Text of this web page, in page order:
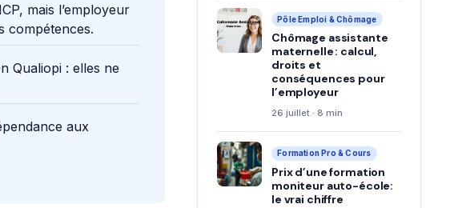
mais l’employeur
compétences.
Qualiopi : elles ne
aux
Pôle Emploi & Chômage
Chômage assistante
maternelle : calcul,
droits et
conséquences pour
l’employeur
26 juillet · 8 min
Formation Pro & Cours
Prix d’une formation
moniteur auto-école:
le vrai chiffre